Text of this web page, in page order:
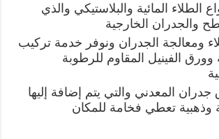
الطلاء المائية والبلاستيكي والذي
والجدران الخارجية
ومعالجة الجدران ونوفر خدمة تركيب
وورق الفينيل المقاوم للرطوبة
المعدني والتي يتم إضافة إليها
وذهبية تعطي فخامة للمكان